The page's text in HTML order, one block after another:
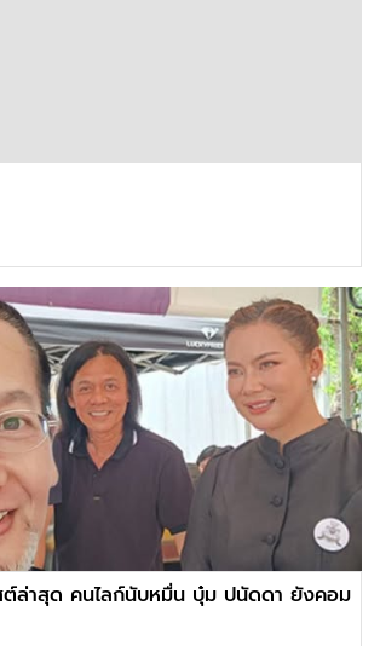
ต์ล่าสุด คนไลก์นับหมื่น บุ๋ม ปนัดดา ยังคอม